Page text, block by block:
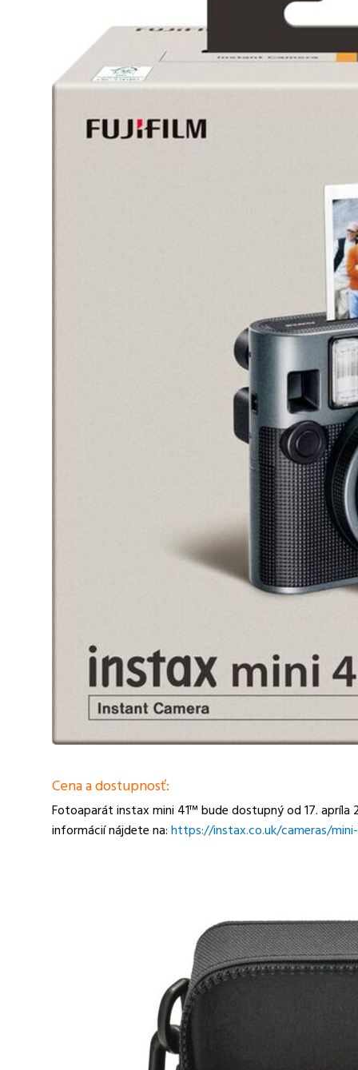
Cena a dostupnosť:
Fotoaparát instax mini 41™ bude dostupný od 17. apríla
informácií nájdete na:https://instax.co.uk/cameras/